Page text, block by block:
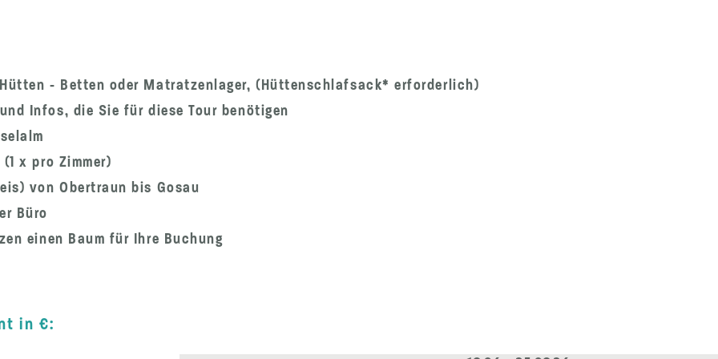
- Betten oder Matratzenlager, (Hüttenschlafsack* erforderlich)
Infos, die Sie für diese Tour benötigen
x pro Zimmer)
von Obertraun bis Gosau
Büro
einen Baum für Ihre Buchung
in €: